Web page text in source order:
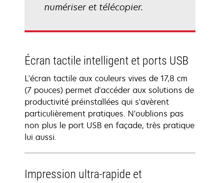
numériser et télécopier.
Écran tactile intelligent et ports USB
L'écran tactile aux couleurs vives de 17,8 cm
(7 pouces) permet d'accéder aux solutions de
productivité préinstallées qui s'avèrent
particulièrement pratiques. N'oublions pas
non plus le port USB en façade, très pratique
lui aussi.
Impression ultra-rapide et